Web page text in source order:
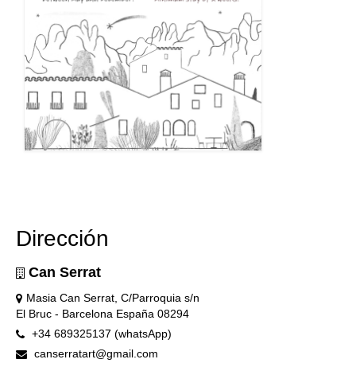
Dirección
Can Serrat
Masia Can Serrat, C/Parroquia s/n
El Bruc - Barcelona España 08294
+34 689325137 (whatsApp)
canserratart@gmail.com